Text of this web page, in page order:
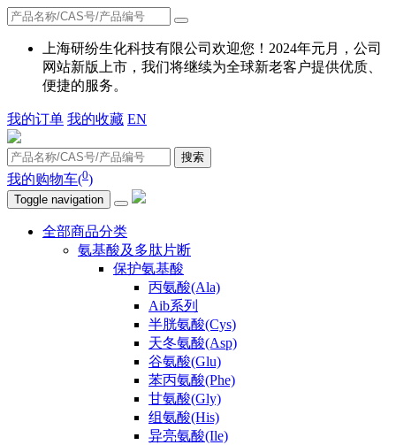
上海研纷生化科技有限公司欢迎您！2024年元月，公司
网站新版上市，我们将继续为全球新老客户提供优质、
便捷的服务。
我的订单 我的收藏 EN
搜索
我的购物车(0)
Toggle navigation
全部商品分类
氨基酸及多肽片断
保护氨基酸
丙氨酸(Ala)
Aib系列
半胱氨酸(Cys)
天冬氨酸(Asp)
谷氨酸(Glu)
苯丙氨酸(Phe)
甘氨酸(Gly)
组氨酸(His)
异亮氨酸(Ile)